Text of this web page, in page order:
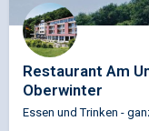
Restaurant Am
Oberwinter